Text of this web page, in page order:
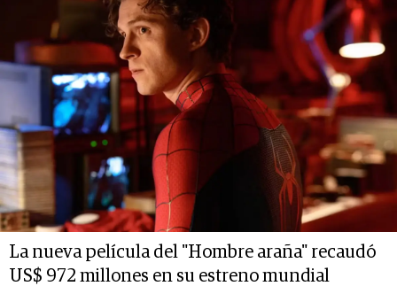
La nueva película del "Hombre araña" recaudó
US$ 972 millones en su estreno mundial